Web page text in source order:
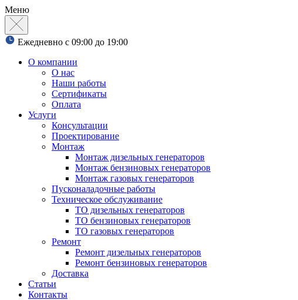
Меню
Ежедневно с 09:00 до 19:00
О компании
О нас
Наши работы
Сертификаты
Оплата
Услуги
Консультации
Проектирование
Монтаж
Монтаж дизельных генераторов
Монтаж бензиновых генераторов
Монтаж газовых генераторов
Пусконаладочные работы
Техническое обслуживание
ТО дизельных генераторов
ТО бензиновых генераторов
ТО газовых генераторов
Ремонт
Ремонт дизельных генераторов
Ремонт бензиновых генераторов
Доставка
Статьи
Контакты